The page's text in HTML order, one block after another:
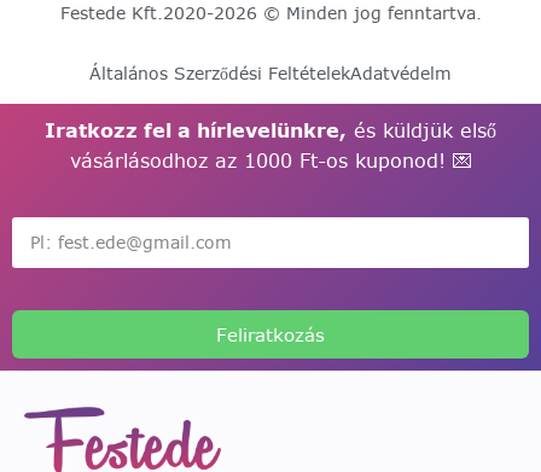
Festede Kft.2020-2026 © Minden jog fenntartva.
Általános Szerződési FeltételekAdatvédelm
Iratkozz fel a hírlevelünkre, és küldjük első
vásárlásodhoz az 1000 Ft-os kuponod! 💌
Feliratkozás